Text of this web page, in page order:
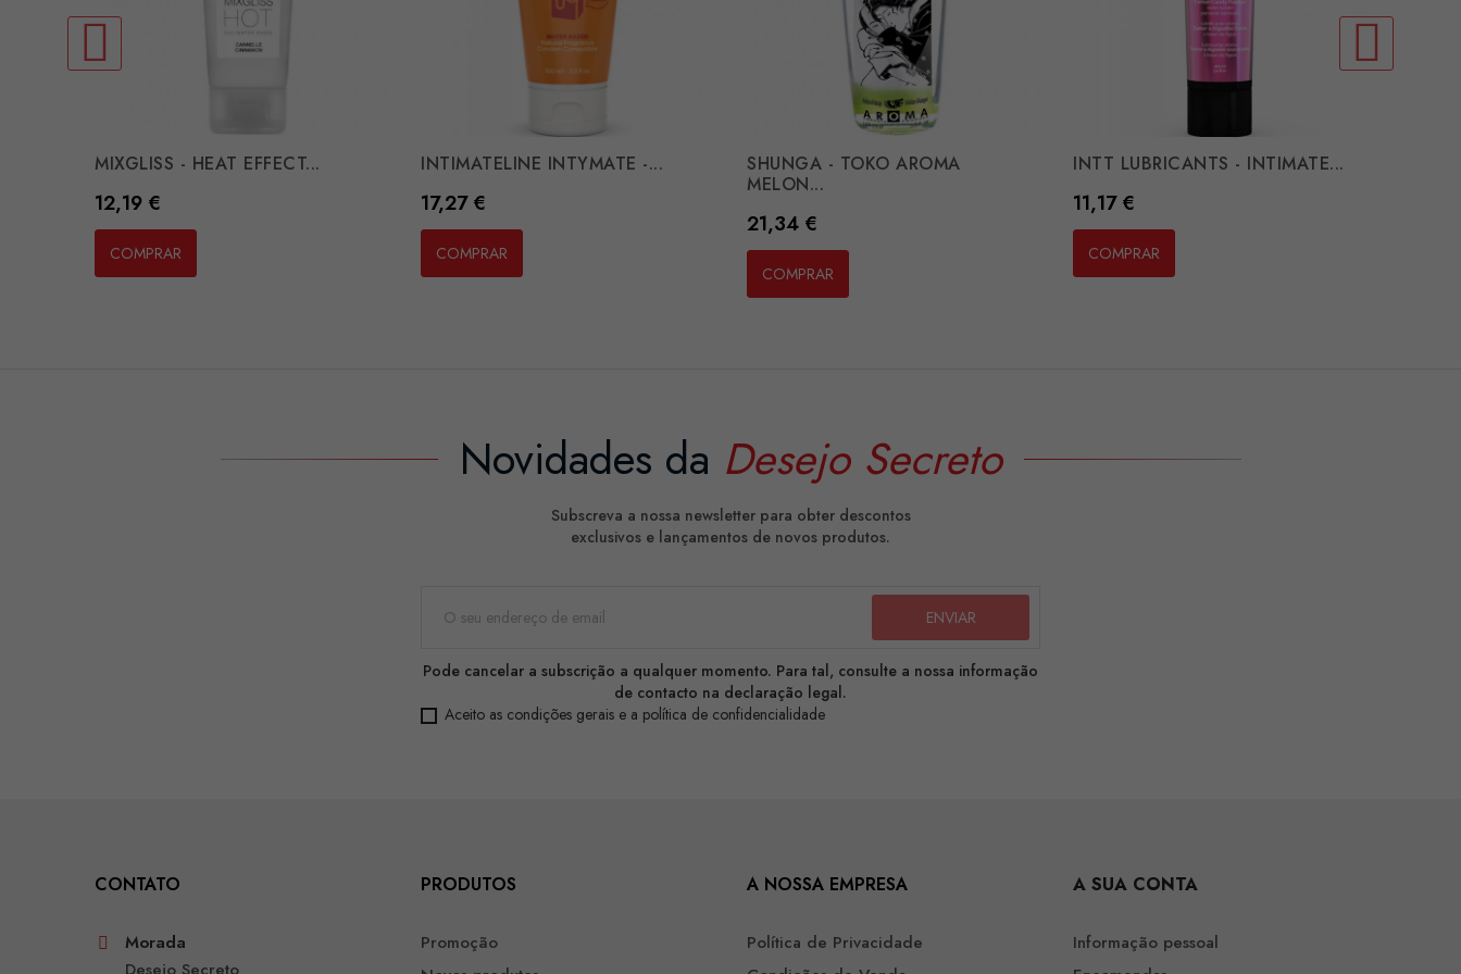
MIXGLISS - HEAT EFFECT...
Preço
12,19 €
COMPRAR
INTIMATELINE INTYMATE -...
Preço
17,27 €
COMPRAR
SHUNGA - TOKO AROMA
MELON...
Preço
21,34 €
COMPRAR
INTT LUBRICANTS - INTIMATE...
Preço
11,17 €
COMPRAR
Novidades da Desejo Secreto
Subscreva a nossa newsletter para obter descontos
exclusivos e lançamentos de novos produtos.
Pode cancelar a subscrição a qualquer momento. Para tal, consulte a nossa informação
de contacto na declaração legal.
Aceito as condições gerais e a política de confidencialidade
CONTATO
Morada
PRODUTOS
Promoção
A NOSSA EMPRESA
Política de Privacidade
A SUA CONTA
Informação pessoal